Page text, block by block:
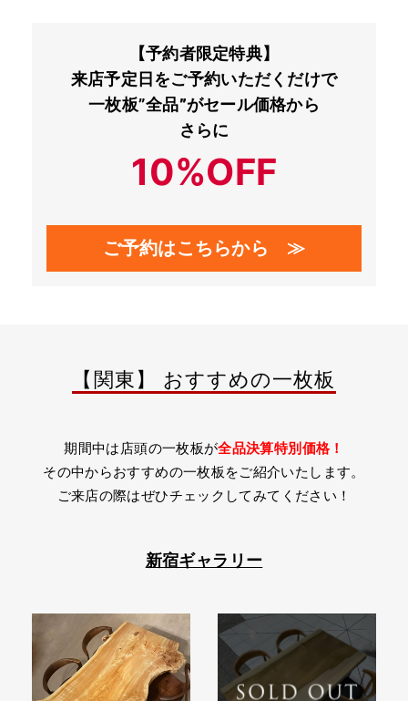
【予約者限定特典】
来店予定日をご予約いただくだけで
一枚板”全品”がセール価格から
さらに
10%OFF
ご予約はこちらから ≫
【関東】 おすすめの一枚板
期間中は店頭の一枚板が全品決算特別価格！
その中からおすすめの一枚板をご紹介いたします。
ご来店の際はぜひチェックしてみてください！
新宿ギャラリー